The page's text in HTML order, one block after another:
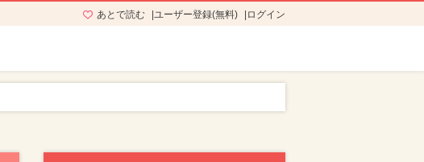
あとで読む ユーザー登録(無料) ログイン